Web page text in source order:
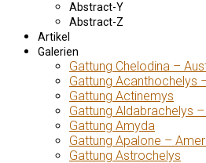
Abstract-Y
Abstract-Z
Artikel
Galerien
Gattung Chelodina –
Gattung Acanthochelys
Gattung Actinemys
Gattung Aldabrachelys
Gattung Amyda
Gattung Apalone –
Gattung Astrochelys